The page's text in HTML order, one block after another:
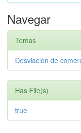
Navegar
Temas
Desviación de
Has File(s)
true